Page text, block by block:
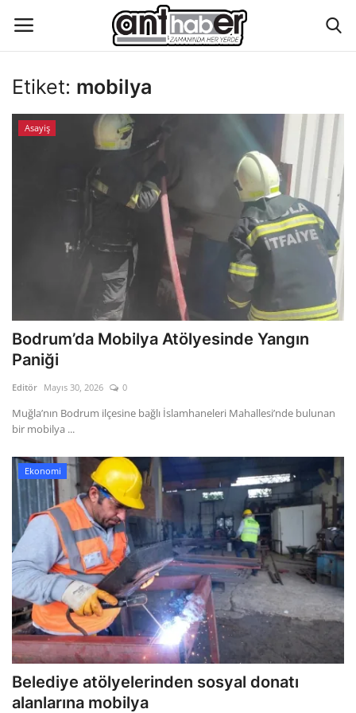
Aktüel Magazin
Çevre
Gizlilik Politikası
Reklam ve İşbirliği
Bodrum Trafik Yoğunluk Haritası
Turizm
Siyaset
Bodrum Nöbetçi Eczaneler
Köşe Yazarları
Spor
Etiket: mobilya
Asayiş
Bodrum’da Mobilya Atölyesinde Yangın
Paniği
Editör Mayıs 30, 2026 0
Muğla’nın Bodrum ilçesine bağlı İslamhaneleri Mahallesi’nde bulunan
bir mobilya ...
Ekonomi
Belediye atölyelerinden sosyal donatı
alanlarına mobilya